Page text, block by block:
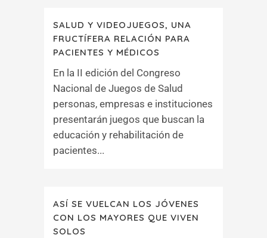
SALUD Y VIDEOJUEGOS, UNA
FRUCTÍFERA RELACIÓN PARA
PACIENTES Y MÉDICOS
En la II edición del Congreso
Nacional de Juegos de Salud
personas, empresas e instituciones
presentarán juegos que buscan la
educación y rehabilitación de
pacientes...
ASÍ SE VUELCAN LOS JÓVENES
CON LOS MAYORES QUE VIVEN
SOLOS